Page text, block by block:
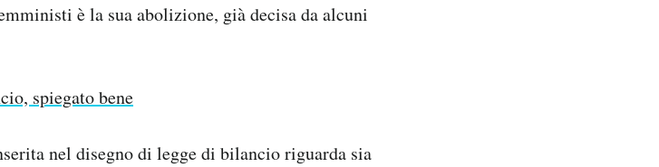
è la sua abolizione, già decisa da alcuni
spiegato bene
nel disegno di legge di bilancio riguarda sia